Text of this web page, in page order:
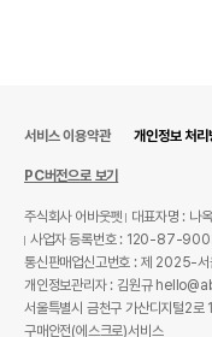
서비스 이용약관 개인정보 처리
PC버전으로 보기
주식회사 어바웃펫
대표자명 : 나
사업자 등록번호 : 120-87-
통신판매업신고번호 : 제 2025-
개인정보관리자 : 김원규
서울특별시 금천구 가산디지털2
구매안전(에스크로)서비스